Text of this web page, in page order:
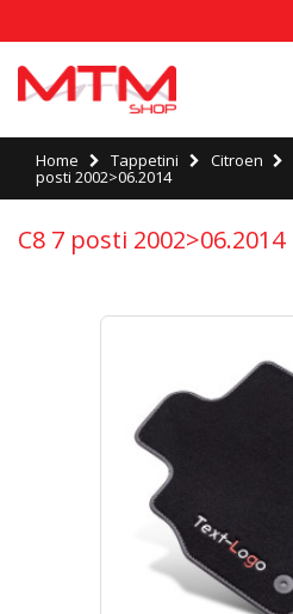
Home Tappetini Citroen
posti 2002>06.2014
C8 7 posti 2002>06.2014